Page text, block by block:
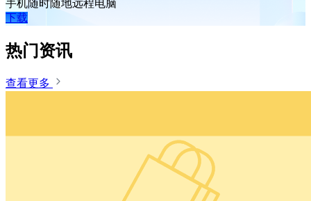
手机随时随地远程电脑
下载
热门资讯
查看更多